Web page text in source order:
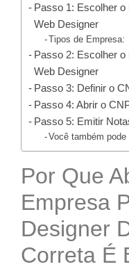
Passo 1: Escolher
Web Designer
Tipos de Empresa:
Passo 2: Escolher o
Web Designer
Passo 3: Definir o
Passo 4: Abrir o
Passo 5: Emitir
Você também pode
Por Que
Empresa
Designer
Correta É